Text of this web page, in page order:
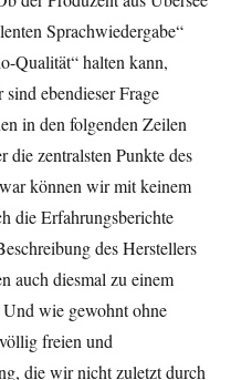
Sprachwiedergabe“
Qualität“ halten kann,
ebendieser Frage
in den folgenden Zeilen
die zentralsten Punkte des
können wir mit keinem
die Erfahrungsberichte
des Herstellers
auch diesmal zu einem
wie gewohnt ohne
freien und
die wir nicht zuletzt durch